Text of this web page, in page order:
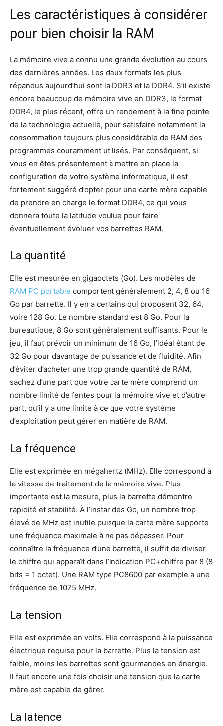
Les caractéristiques à considérer
pour bien choisir la RAM
La mémoire vive a connu une grande évolution au cours
des dernières années. Les deux formats les plus
répandus aujourd’hui sont la DDR3 et la DDR4. S’il existe
encore beaucoup de mémoire vive en DDR3, le format
DDR4, le plus récent, offre un rendement à la fine pointe
de la technologie actuelle, pour satisfaire notamment la
consommation toujours plus considérable de RAM des
programmes couramment utilisés. Par conséquent, si
vous en êtes présentement à mettre en place la
configuration de votre système informatique, il est
fortement suggéré d’opter pour une carte mère capable
de prendre en charge le format DDR4, ce qui vous
donnera toute la latitude voulue pour faire
éventuellement évoluer vos barrettes RAM.
La quantité
Elle est mesurée en gigaoctets (Go). Les modèles de
RAM PC portable comportent généralement 2, 4, 8 ou 16
Go par barrette. Il y en a certains qui proposent 32, 64,
voire 128 Go. Le nombre standard est 8 Go. Pour la
bureautique, 8 Go sont généralement suffisants. Pour le
jeu, il faut prévoir un minimum de 16 Go, l’idéal étant de
32 Go pour davantage de puissance et de fluidité. Afin
d’éviter d’acheter une trop grande quantité de RAM,
sachez d’une part que votre carte mère comprend un
nombre limité de fentes pour la mémoire vive et d’autre
part, qu’il y a une limite à ce que votre système
d’exploitation peut gérer en matière de RAM.
La fréquence
Elle est exprimée en mégahertz (MHz). Elle correspond à
la vitesse de traitement de la mémoire vive. Plus
importante est la mesure, plus la barrette démontre
rapidité et stabilité. À l’instar des Go, un nombre trop
élevé de MHz est inutile puisque la carte mère supporte
une fréquence maximale à ne pas dépasser. Pour
connaître la fréquence d’une barrette, il suffit de diviser
le chiffre qui apparaît dans l’indication PC+chiffre par 8 (8
bits = 1 octet). Une RAM type PC8600 par exemple a une
fréquence de 1075 MHz.
La tension
Elle est exprimée en volts. Elle correspond à la puissance
électrique requise pour la barrette. Plus la tension est
faible, moins les barrettes sont gourmandes en énergie.
Il faut encore une fois choisir une tension que la carte
mère est capable de gérer.
La latence